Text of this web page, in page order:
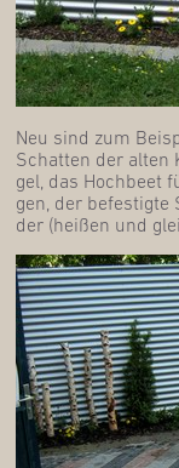
Neu sind zum
Schat­ten der
gel, das Hoch­beet
gen, der befes­tig­te
der (hei­ßen und